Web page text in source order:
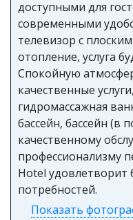
современными
телевизор с
отопление, услуга
Спокойную
качественные
гидромассажная
бассейн, бассейн (в
качественному
профессионализму
Hotel
потребностей.
Показать